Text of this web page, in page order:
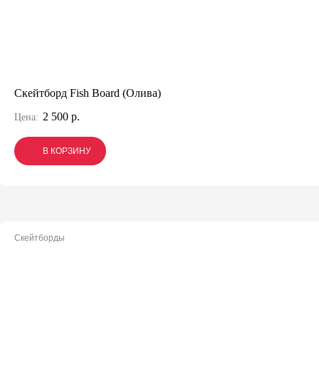
Скейтборд Fish Board (Олива)
Цена: 2 500 р.
В КОРЗИНУ
В КОРЗИНУ
В КОРЗИНУ
Скейтборды